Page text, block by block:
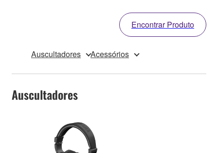
Encontrar Produto
Auscultadores Acessórios
Auscultadores